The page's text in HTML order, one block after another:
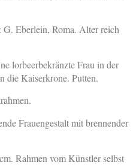
Eberlein, Roma. Alter reich
lorbeerbekränzte Frau in der
die Kaiserkrone. Putten.
Frauengestalt mit brennender
Rahmen vom Künstler selbst